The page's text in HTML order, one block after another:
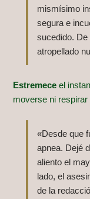
mismísimo
segura e
sucedido. De
atropellado
Estremece el
moverse ni
«Desde que
apnea. Dejé
aliento el
lado, el
de la